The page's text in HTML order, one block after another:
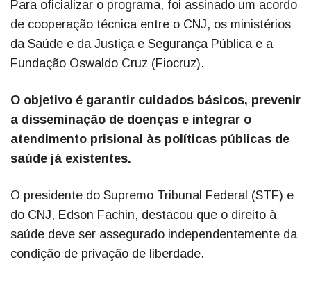
Para oficializar o programa, foi assinado um acordo
de cooperação técnica entre o CNJ, os ministérios
da Saúde e da Justiça e Segurança Pública e a
Fundação Oswaldo Cruz (Fiocruz).
O objetivo é garantir cuidados básicos, prevenir
a disseminação de doenças e integrar o
atendimento prisional às políticas públicas de
saúde já existentes.
O presidente do Supremo Tribunal Federal (STF) e
do CNJ, Edson Fachin, destacou que o direito à
saúde deve ser assegurado independentemente da
condição de privação de liberdade.